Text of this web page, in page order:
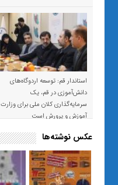
استاندار قم: توسعه اردوگاه‌های
دانش‌آموزی در قم، یک
سرمایه‌گذاری کلان ملی برای وزارت
آموزش و پرورش است
عکس نوشته‌ها